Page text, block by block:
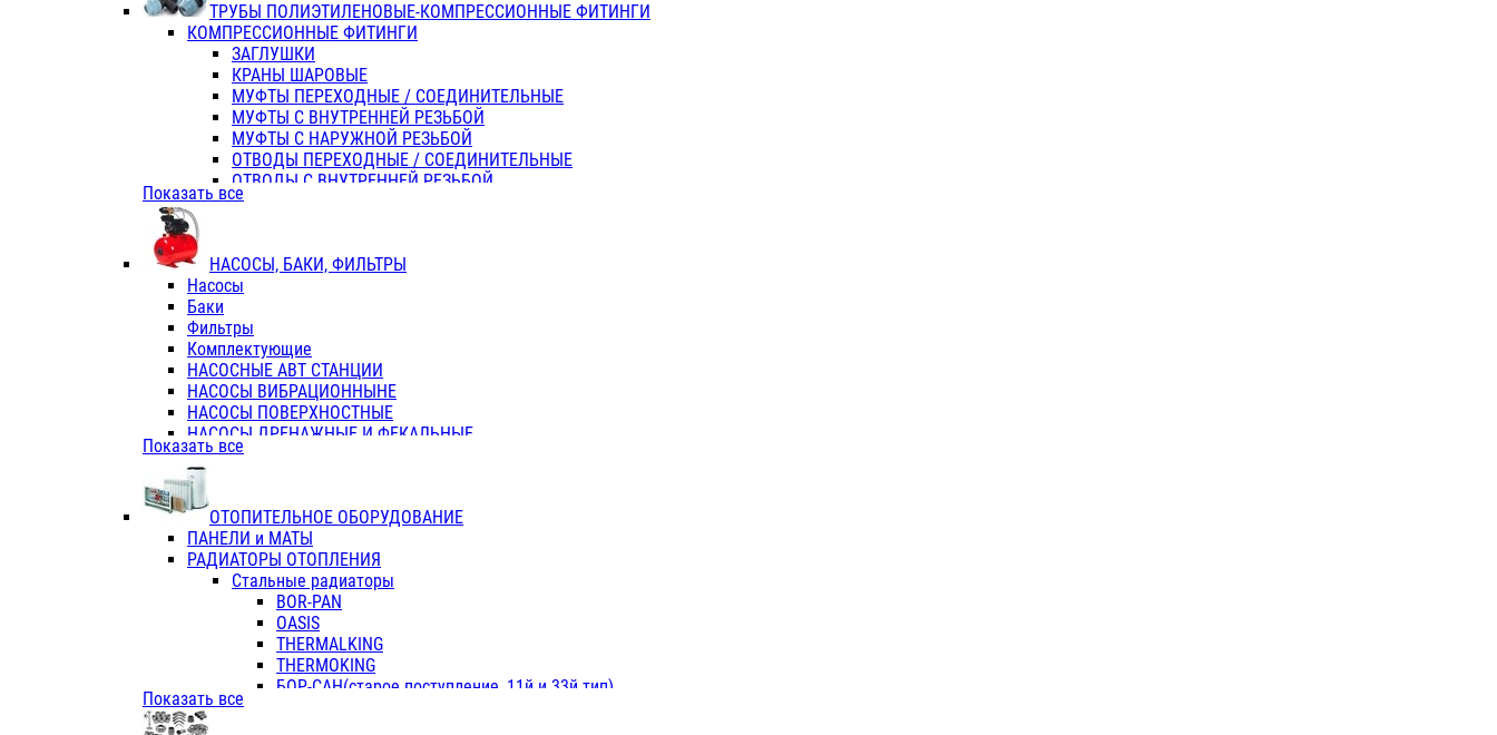
Отвертки
Хоз. инвентарь
ЭЛ. ИНСТРУМЕНТ OASIS
ТРУБЫ ПОЛИЭТИЛЕНОВЫЕ-КОМПРЕССИОННЫЕ ФИТИНГИ
КОМПРЕССИОННЫЕ ФИТИНГИ
ЗАГЛУШКИ
КРАНЫ ШАРОВЫЕ
МУФТЫ ПЕРЕХОДНЫЕ / СОЕДИНИТЕЛЬНЫЕ
МУФТЫ С ВНУТРЕННЕЙ РЕЗЬБОЙ
МУФТЫ С НАРУЖНОЙ РЕЗЬБОЙ
ОТВОДЫ ПЕРЕХОДНЫЕ / СОЕДИНИТЕЛЬНЫЕ
ОТВОДЫ С ВНУТРЕННЕЙ РЕЗЬБОЙ
ОТВОДЫ С НАРУЖНОЙ РЕЗЬБОЙ
ТРОЙНИКИ ПЕРЕХОДНЫЕ / СОЕДИНИТЕЛЬНЫЕ
ТРОЙНИКИ С ВНУТРЕННЕЙ РЕЗЬБОЙ
КОЛЬЦА РЕЗИНОВЫЕ
ТРУБЫ НАПОРНЫЕ
ТРУБЫ ГОФРИРОВАННЫЕ ДВУХСЛ.
ТРУБЫ ПОЛИЭТИЛЕНОВЫЕ
Показать все
НАСОСЫ, БАКИ, ФИЛЬТРЫ
Насосы
Баки
Фильтры
Комплектующие
НАСОСНЫЕ АВТ СТАНЦИИ
НАСОСЫ ВИБРАЦИОННЫНЕ
НАСОСЫ ПОВЕРХНОСТНЫЕ
НАСОСЫ ДРЕНАЖНЫЕ И ФЕКАЛЬНЫЕ
НАСОСЫ ПОВЫСИТ и ЦИРКУЛЯЦИОННЫЕ
НАСОСЫ СКВАЖИННЫЕ
Показать все
ОТОПИТЕЛЬНОЕ ОБОРУДОВАНИЕ
ПАНЕЛИ и МАТЫ
РАДИАТОРЫ ОТОПЛЕНИЯ
Стальные радиаторы
BOR-PAN
OASIS
THERMALKING
THERMOKING
БОР-САН(старое поступление, 11й и 33й тип)
Показать все